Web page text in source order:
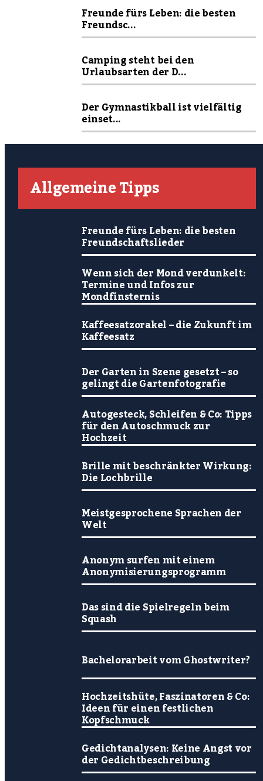
Freunde fürs Leben: die besten
Freundsc...
Camping steht bei den
Urlaubsarten der D...
Der Gymnastikball ist vielfältig
einset...
Allgemeine Tipps
Freunde fürs Leben: die besten
Freundschaftslieder
Wenn sich der Mond verdunkelt:
Termine und Infos zur
Mondfinsternis
Kaffeesatzorakel – die Zukunft im
Kaffeesatz
Der Garten in Szene gesetzt – so
gelingt die Gartenfotografie
Autogesteck, Schleifen & Co: Tipps
für den Autoschmuck zur
Hochzeit
Brille mit beschränkter Wirkung:
Die Lochbrille
Meistgesprochene Sprachen der
Welt
Anonym surfen mit einem
Anonymisierungsprogramm
Das sind die Spielregeln beim
Squash
Bachelorarbeit vom Ghostwriter?
Hochzeitshüte, Faszinatoren & Co:
Ideen für einen festlichen
Kopfschmuck
Gedichtanalysen: Keine Angst vor
der Gedichtbeschreibung